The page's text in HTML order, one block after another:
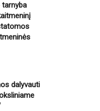
tarnyba
dalyvauti